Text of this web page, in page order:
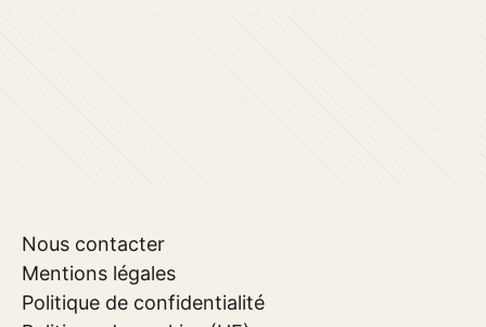
Nous contacter
Mentions légales
Politique de confidentialité